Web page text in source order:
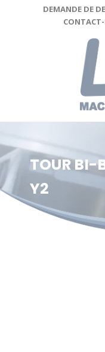
DEMANDE DE
TOUR BI-
Y2
Cookies management panel